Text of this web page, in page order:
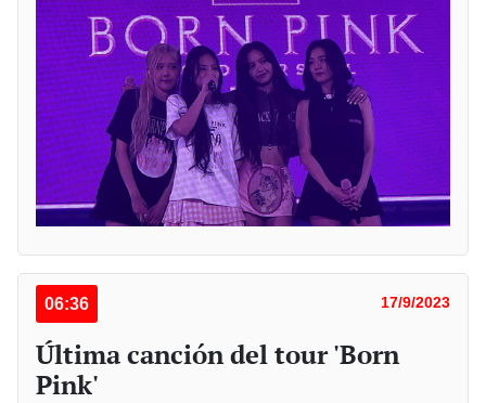
06:36 17/9/2023
Última canción del tour 'Born
Pink'